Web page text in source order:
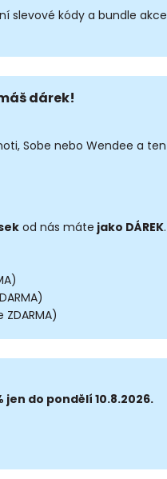
slevové kódy a bundle akce
dárek!
Sobe nebo Wendee a ten
od nás máte jako DÁREK.
jen do pondělí 10.8.2026.